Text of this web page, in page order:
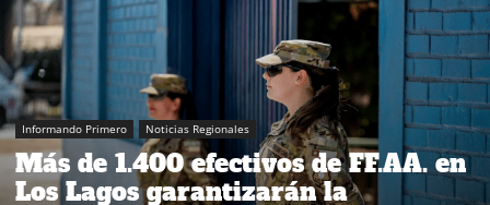
Informando Primero Noticias Regionales
Más de 1.400 efectivos de FF.AA. en
Los Lagos garantizarán la